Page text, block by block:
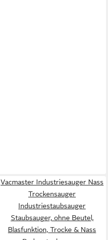
Vacmaster Industriesauger Nass
Trockensauger
Industriestaubsauger
Staubsauger, ohne Beutel,
Blasfunktion, Trocke & Nass